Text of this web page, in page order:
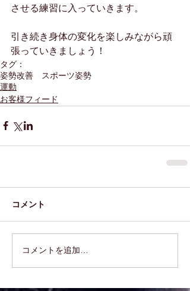
させる練習に入っていきます。
引き続き身体の変化を楽しみながら頑
張っていきましょう！
タグ：
姿勢改善 スポーツ姿勢
運動
お客様フィード
コメント
コメントを追加…